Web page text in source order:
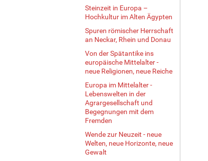
Steinzeit in Europa –
Hochkultur im Alten Ägypten
Spuren römischer Herrschaft
an Neckar, Rhein und Donau
Von der Spätantike ins
europäische Mittelalter -
neue Religionen, neue Reiche
Europa im Mittelalter -
Lebenswelten in der
Agrargesellschaft und
Begegnungen mit dem
Fremden
Wende zur Neuzeit - neue
Welten, neue Horizonte, neue
Gewalt